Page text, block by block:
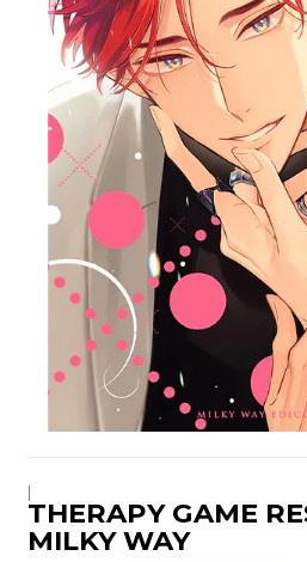
|
THERAPY GAME
MILKY WAY